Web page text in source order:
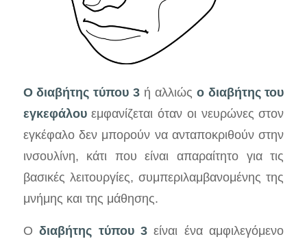
Ο διαβήτης τύπου 3 ή αλλιώς ο διαβήτης του
εγκεφάλουεμφανίζεται όταν οι νευρώνες στον
εγκέφαλο δεν μπορούν να ανταποκριθούν στην
ινσουλίνη, κάτι που είναι απαραίτητο για τις
βασικές λειτουργίες, συμπεριλαμβανομένης της
μνήμης και της μάθησης.
Οδιαβήτης τύπου 3 είναι ένα αμφιλεγόμενο